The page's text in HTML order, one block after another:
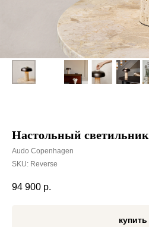
Настольный светильник
Audo Copenhagen
SKU: Reverse
94 900 р.
купить